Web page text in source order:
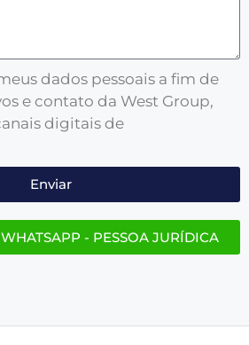
dados pessoais a fim de
e contato da West Group,
digitais de
Enviar
- PESSOA JURÍDICA